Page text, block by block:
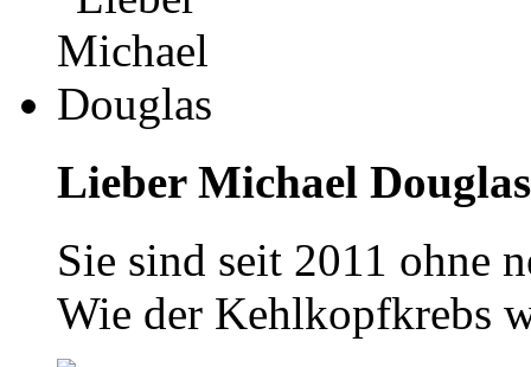
Lieber Michael Douglas
Sie sind seit 2011 ohne
Wie der Kehlkopfkrebs